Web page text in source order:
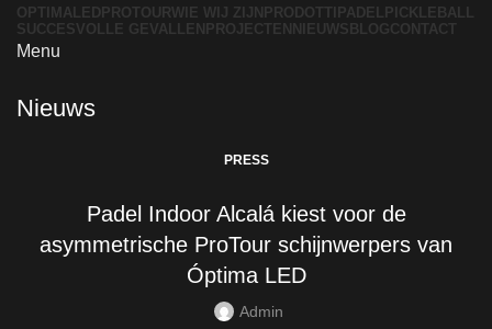
OPTIMALED PROTOUR WIE WIJ ZIJN PRODOTTI PADEL PICKLEBALL
SUCCESVOLLE GEVALLEN PROJECTEN NIEUWS BLOGCONTACT
Menu
Nieuws
PRESS
Padel Indoor Alcalá kiest voor de
asymmetrische ProTour schijnwerpers van
Óptima LED
Admin